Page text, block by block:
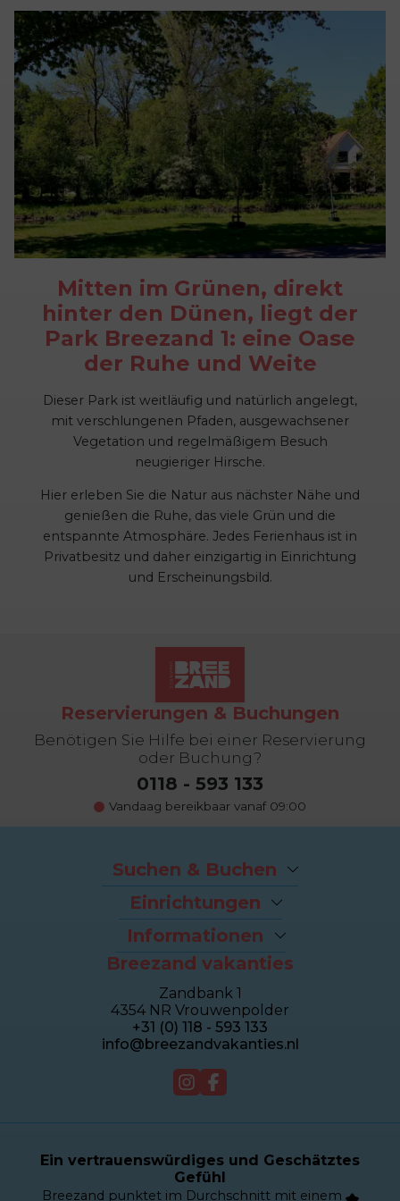
Mitten im Grünen, direkt
hinter den Dünen, liegt der
Park Breezand 1: eine Oase
der Ruhe und Weite
Dieser Park ist weitläufig und natürlich angelegt,
mit verschlungenen Pfaden, ausgewachsener
Vegetation und regelmäßigem Besuch
neugieriger Hirsche.
Hier erleben Sie die Natur aus nächster Nähe und
genießen die Ruhe, das viele Grün und die
entspannte Atmosphäre. Jedes Ferienhaus ist in
Privatbesitz und daher einzigartig in Einrichtung
und Erscheinungsbild.
Reservierungen & Buchungen
Benötigen Sie Hilfe bei einer Reservierung
oder Buchung?
0118 - 593 133
Vandaag bereikbaar vanaf 09:00
Suchen & Buchen
Angebote
Last-Minutes
Ferienhäuser
Ferienwohnungen
Sealofts
Gruppenhäuser
Duinhotel
Einrichtungen
Der Strand
Fahrradverleih
Brasserie Dune
Breezand Gym
Massage en Beauty
Tennisplatz
Informationen
Kontakt und Adresse
Eigentümer Dashboard
Über Breezand
Giftcard
Jobs by Breezand
Webcam
Breezand vakanties
Zandbank 1
4354 NR Vrouwenpolder
+31 (0) 118 - 593 133
info@breezandvakanties.nl
Ein vertrauenswürdiges und Geschätztes
Gefühl
Breezand punktet im Durchschnitt mit einem